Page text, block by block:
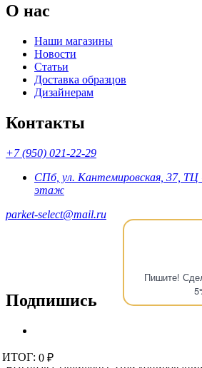
Пишите!
ИТОГ: 0 ₽
ИТОГ: 0 ₽
О нас
Наши магазины
Новости
Статьи
Доставка образцов
Дизайнерам
Контакты
+7 (950) 021-22-29
СПб, ул. Кантемировская, 37,
этаж
parket-select@mail.ru
Подпишись
© 2015 - 2026 «Parket-Select» - магазин